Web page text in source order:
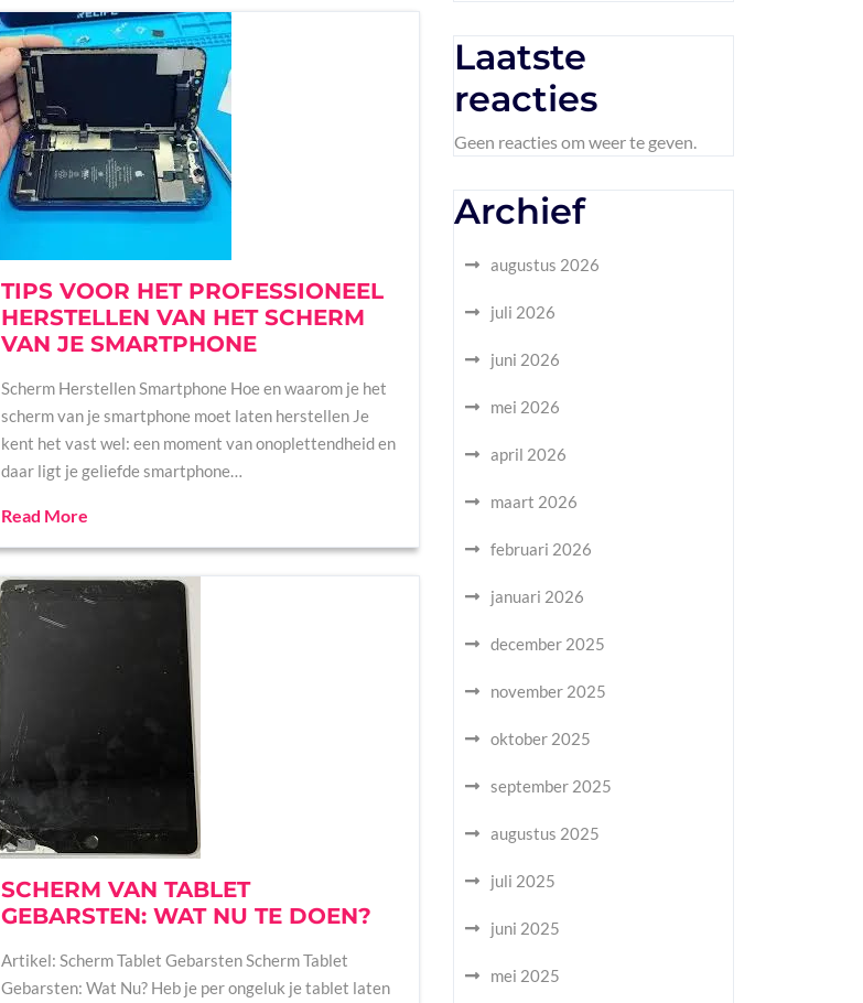
TIPS VOOR HET PROFESSIONEEL
HERSTELLEN VAN HET SCHERM
VAN JE SMARTPHONE
Scherm Herstellen Smartphone Hoe en waarom je het
scherm van je smartphone moet laten herstellen Je
kent het vast wel: een moment van onoplettendheid en
daar ligt je geliefde smartphone…
Read More
SCHERM VAN TABLET
GEBARSTEN: WAT NU TE DOEN?
Artikel: Scherm Tablet Gebarsten Scherm Tablet
Gebarsten: Wat Nu? Heb je per ongeluk je tablet laten
Laatste
reacties
Geen reacties om weer te geven.
Archief
augustus 2026
juli 2026
juni 2026
mei 2026
april 2026
maart 2026
februari 2026
januari 2026
december 2025
november 2025
oktober 2025
september 2025
augustus 2025
juli 2025
juni 2025
mei 2025